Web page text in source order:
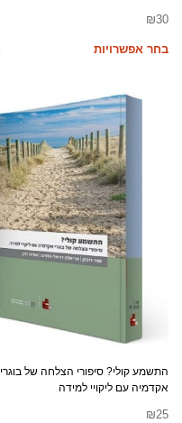
₪30
בחר אפשרויות
התשמע קולי? סיפורי הצלחה של בוגרי
אקדמיה עם ליקויי למידה
₪25